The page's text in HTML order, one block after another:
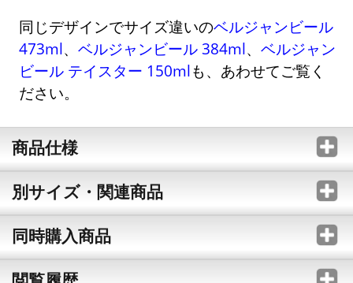
同じデザインでサイズ違いのベルジャンビール
473ml、ベルジャンビール 384ml、ベルジャン
ビール テイスター 150mlも、あわせてご覧く
ださい。
商品仕様
別サイズ・関連商品
同時購入商品